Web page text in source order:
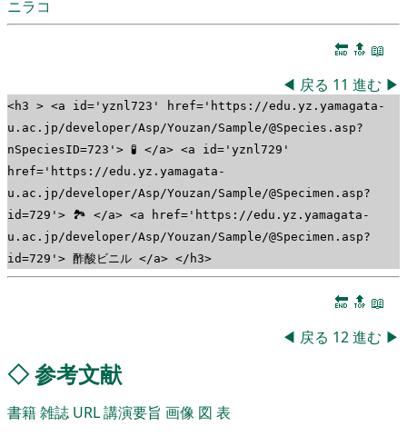
ニラコ
🔚 🔝 📖
◀ 戻る 11 進む ▶
<h3 > <a id='yznl723' href='https://edu.yz.yamagata-
u.ac.jp/developer/Asp/Youzan/Sample/@Species.asp?
nSpeciesID=723'> 🧪 </a> <a id='yznl729'
href='https://edu.yz.yamagata-
u.ac.jp/developer/Asp/Youzan/Sample/@Specimen.asp?
id=729'> 🏞 </a> <a href='https://edu.yz.yamagata-
u.ac.jp/developer/Asp/Youzan/Sample/@Specimen.asp?
id=729'> 酢酸ビニル </a> </h3>
🔚 🔝 📖
◀ 戻る 12進む ▶
◇参考文献
書籍雑誌 URL講演要旨 画像 図 表